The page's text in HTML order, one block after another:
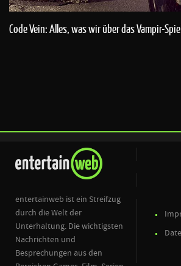
Code Vein: Alles, was wir über das Vampir-
entertainweb ist ein Streifzug
durch die Welt der
Unterhaltung. Die wichtigsten
Nachrichten und
Besprechungen aus den